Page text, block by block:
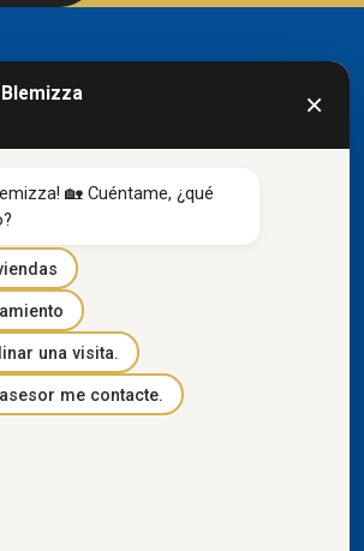
líder en el desarrollo de
que destacan por su diseño
acabados de primera línea.
Playas, Guayas, Ecuador
×
🏡 Cuéntame, ¿qué
una visita.
me contacte.